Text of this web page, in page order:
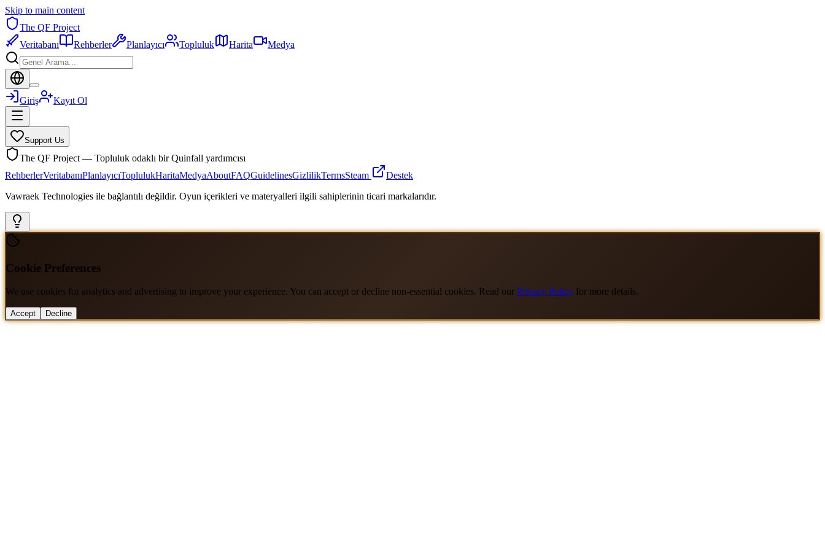
Skip to main content
The QF Project
Veritabanı
Rehberler Planlayıcı Topluluk Harita Medya
Giriş Kayıt Ol
Support Us
The QF Project — Topluluk odaklı bir Quinfall yardımcısı
RehberlerVeritabanıPlanlayıcıToplulukHaritaMedyaAboutFAQGuidelinesGizlilikTermsSteam
Destek
Vawraek Technologies ile bağlantılı değildir. Oyun içerikleri ve materyalleri ilgili sahiplerinin ticari markalarıdır.
Cookie Preferences
We use cookies for analytics and advertising to improve your experience. You can accept or decline non-essential cookies. Read our Privacy Policy for more details.
Accept Decline